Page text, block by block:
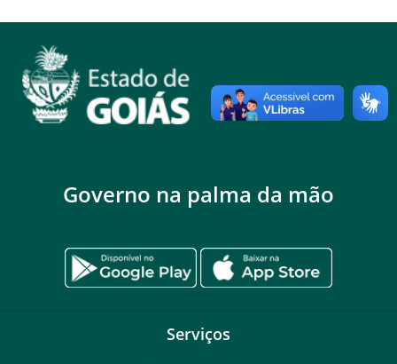
Governo na palma da mão
Serviços